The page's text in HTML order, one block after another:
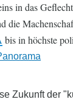
in das
die
bis in höchste
Zukunft der